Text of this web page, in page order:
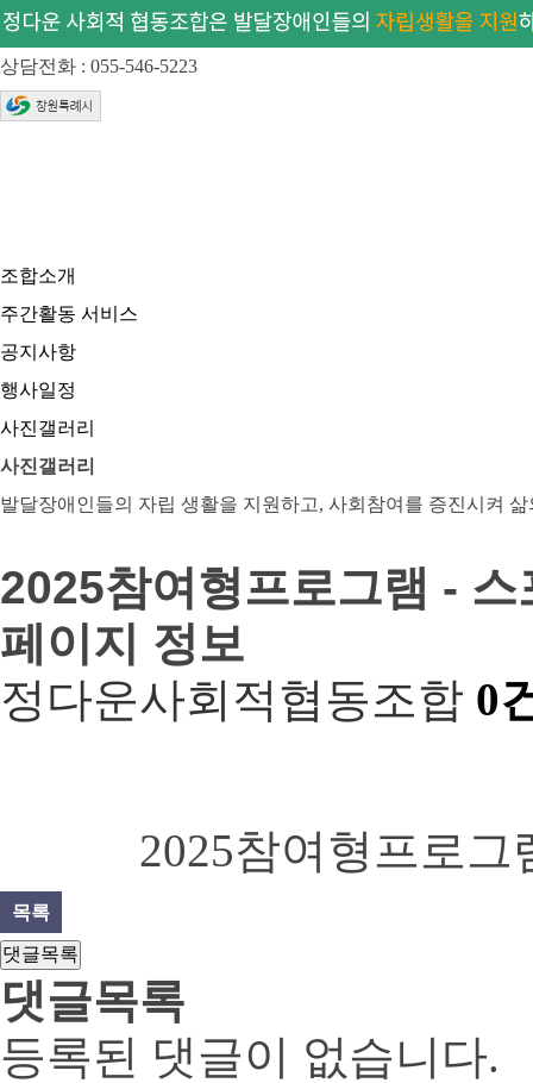
상담전화 : 055-546-5223
조합소개
주간활동 서비스
공지사항
행사일정
사진갤러리
사진갤러리
발달장애인들의 자립 생활을 지원하고, 사회참여를 증진시켜
2025참여형프로그램 - 스
페이지 정보
정다운사회적협동조합 0
2025참여형프로
목록
댓글목록
댓글목록
등록된 댓글이 없습니다.